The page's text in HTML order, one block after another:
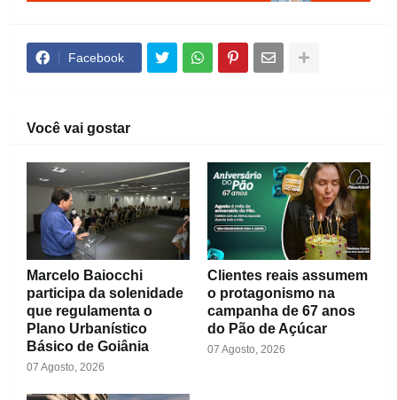
Facebook
Você vai gostar
Marcelo Baiocchi
participa da solenidade
que regulamenta o
Plano Urbanístico
Básico de Goiânia
07 Agosto, 2026
Clientes reais assumem
o protagonismo na
campanha de 67 anos
do Pão de Açúcar
07 Agosto, 2026